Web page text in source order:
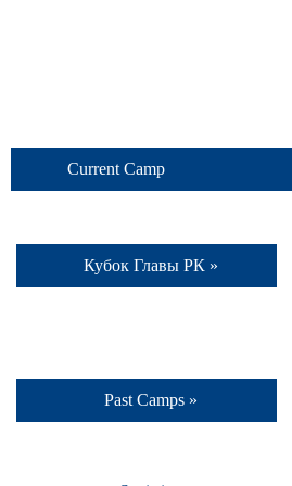
Current Camp
Кубок Главы РК »
Past Camps »